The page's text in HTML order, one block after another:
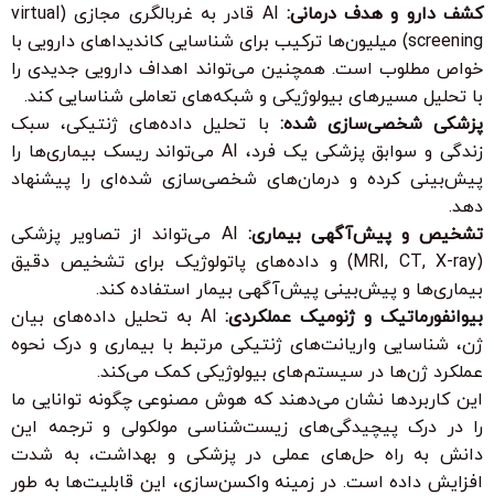
کشف دارو و هدف درمانی:
AI قادر به غربالگری مجازی (virtual
screening) میلیون‌ها ترکیب برای شناسایی کاندیداهای دارویی با
خواص مطلوب است. همچنین می‌تواند اهداف دارویی جدیدی را
با تحلیل مسیرهای بیولوژیکی و شبکه‌های تعاملی شناسایی کند.
پزشکی شخصی‌سازی شده: با تحلیل داده‌های ژنتیکی، سبک
زندگی و سوابق پزشکی یک فرد، AI می‌تواند ریسک بیماری‌ها را
پیش‌بینی کرده و درمان‌های شخصی‌سازی شده‌ای را پیشنهاد
دهد.
تشخیص و پیش‌آگهی بیماری:
AI می‌تواند از تصاویر پزشکی
(MRI, CT, X-ray) و داده‌های پاتولوژیک برای تشخیص دقیق
بیماری‌ها و پیش‌بینی پیش‌آگهی بیمار استفاده کند.
بیوانفورماتیک و ژنومیک عملکردی:
AI به تحلیل داده‌های بیان
ژن، شناسایی واریانت‌های ژنتیکی مرتبط با بیماری و درک نحوه
عملکرد ژن‌ها در سیستم‌های بیولوژیکی کمک می‌کند.
این کاربردها نشان می‌دهند که هوش مصنوعی چگونه توانایی ما
را در درک پیچیدگی‌های زیست‌شناسی مولکولی و ترجمه این
دانش به راه حل‌های عملی در پزشکی و بهداشت، به شدت
افزایش داده است. در زمینه واکسن‌سازی، این قابلیت‌ها به طور